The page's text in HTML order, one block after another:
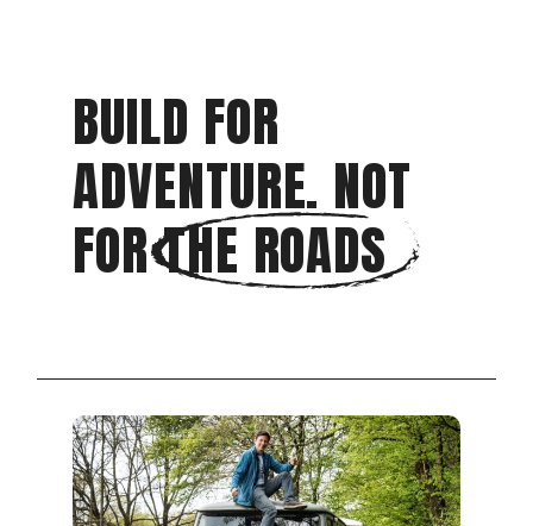
PAS ÉCHT KENNEN
READ MORE